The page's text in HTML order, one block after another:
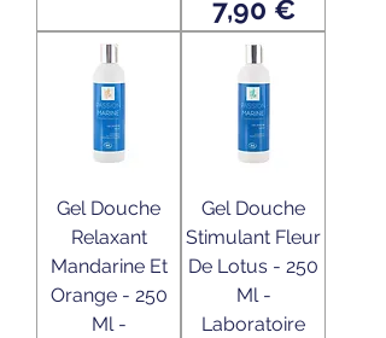
Prix
7,90 €
Gel Douche
Relaxant
Mandarine Et
Orange - 250
Ml -
Gel Douche
Stimulant Fleur
De Lotus - 250
Ml -
Laboratoire